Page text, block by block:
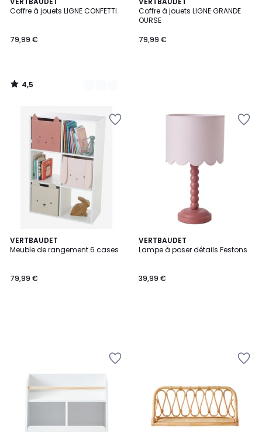
Coffre à jouets LIGNE CONFETTI
79,99 €
/ 5
2
Couleurs
4,5
/
Coffre à jouets LIGNE GRANDE
OURSE
79,99 €
VERTBAUDET
Meuble de rangement 6 cases
79,99 €
VERTBAUDET
Lampe à poser détails Festons
39,99 €